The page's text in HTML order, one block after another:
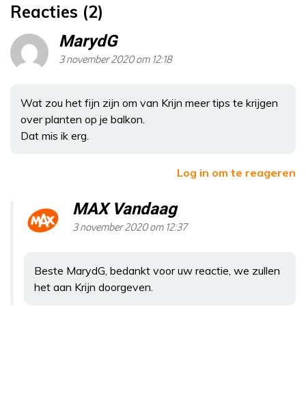
Reacties (2)
MarydG
3 november 2020 om 12:18
Wat zou het fijn zijn om van Krijn meer tips te krijgen
over planten op je balkon.
Dat mis ik erg.
Log in om te reageren
MAX Vandaag
3 november 2020 om 12:37
Beste MarydG, bedankt voor uw reactie, we zullen
het aan Krijn doorgeven.